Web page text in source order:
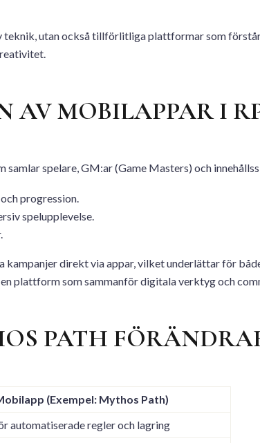
utan också tillförlitliga plattformar som
AV MOBILAPPAR I
spelare, GM:ar (Game Masters) och
progression.
spelupplevelse.
kampanjer direkt via appar, vilket underlättar för
en plattform som sammanför digitala verktyg och
PATH
(Exempel: Mythos Path)
automatiserade regler och lagring